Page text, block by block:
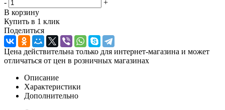
-
+
В корзину
Купить в 1 клик
Поделиться
Цена действительна только для интернет-магазина и может
отличаться от цен в розничных магазинах
Описание
Характеристики
Дополнительно